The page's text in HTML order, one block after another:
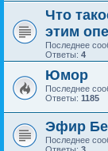
Что
этим
Последнее
Ответы: 4
Юмор
Последнее
Ответы: 1185
Эфир
Последнее